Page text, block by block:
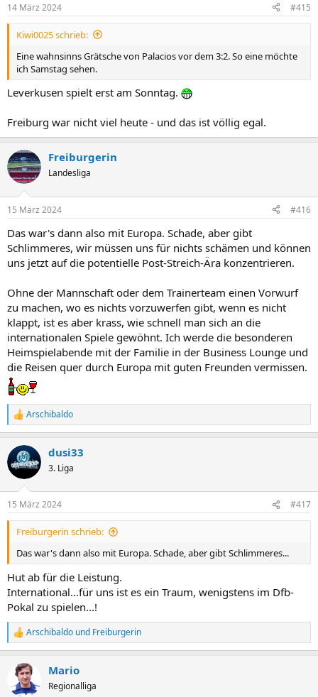
e
n
14 März 2024 #415
Kiwi0025 schrieb:
Eine wahnsinns Grätsche von Palacios vor dem 3:2. So eine möchte
ich Samstag sehen.
Leverkusen spielt erst am Sonntag.
Freiburg war nicht viel heute - und das ist völlig egal.
Freiburgerin
Landesliga
15 März 2024 #416
Das war's dann also mit Europa. Schade, aber gibt
Schlimmeres, wir müssen uns für nichts schämen und können
uns jetzt auf die potentielle Post-Streich-Ära konzentrieren.
Ohne der Mannschaft oder dem Trainerteam einen Vorwurf
zu machen, wo es nichts vorzuwerfen gibt, wenn es nicht
klappt, ist es aber krass, wie schnell man sich an die
internationalen Spiele gewöhnt. Ich werde die besonderen
Heimspielabende mit der Familie in der Business Lounge und
die Reisen quer durch Europa mit guten Freunden vermissen.
R
e
k
t
i
e
n
Arschibaldo
dusi33
3. Liga
15 März 2024 #417
Freiburgerin schrieb:
Das war's dann also mit Europa. Schade, aber gibt Schlimmeres...
Hut ab für die Leistung.
International...für uns ist es ein Traum, wenigstens im Dfb-
Pokal zu spielen...!
R
e
k
i
Arschibaldo und Freiburgerin
Mario
Regionalliga